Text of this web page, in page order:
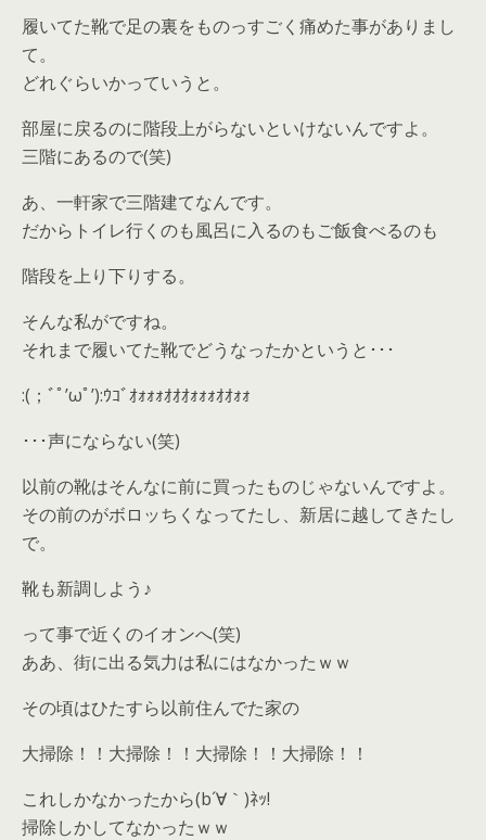
履いてた靴で足の裏をものっすごく痛めた事がありまし
て。
どれぐらいかっていうと。
部屋に戻るのに階段上がらないといけないんですよ。
三階にあるので(笑)
あ、一軒家で三階建てなんです。
だからトイレ行くのも風呂に入るのもご飯食べるのも
階段を上り下りする。
そんな私がですね。
それまで履いてた靴でどうなったかというと･･･
:(；ﾞﾟ’ωﾟ’):ｳｺﾞｵｫｫｫｵｵｵｫｫｫｵｵｫｫ
･･･声にならない(笑)
以前の靴はそんなに前に買ったものじゃないんですよ。
その前のがボロッちくなってたし、新居に越してきたし
で。
靴も新調しよう♪
って事で近くのイオンへ(笑)
ああ、街に出る気力は私にはなかったｗｗ
その頃はひたすら以前住んでた家の
大掃除！！大掃除！！大掃除！！大掃除！！
これしかなかったから(b´∀｀)ﾈｯ!
掃除しかしてなかったｗｗ